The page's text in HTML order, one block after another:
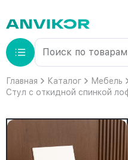
Главная Каталог Мебель
Стул с откидной спинкой